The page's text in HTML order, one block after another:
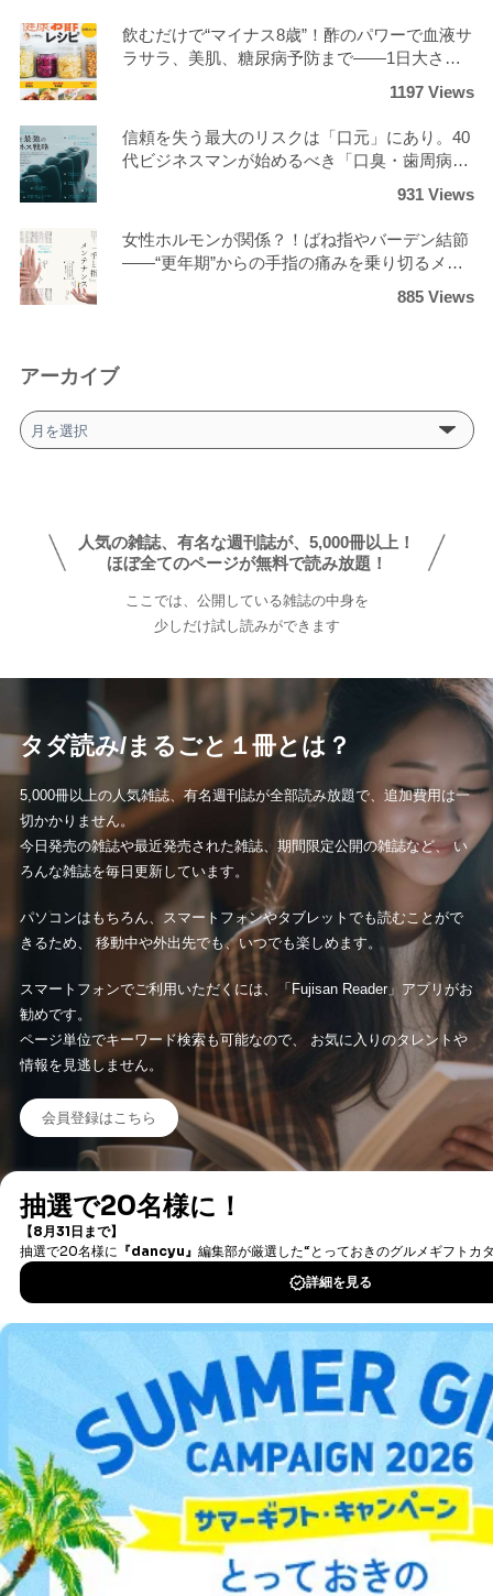
飲むだけで“マイナス8歳”！酢のパワーで血液サ
ラサラ、美肌、糖尿病予防まで――1日大さじ3
1197 Views
信頼を失う最大のリスクは「口元」にあり。40
代ビジネスマンが始めるべき「口臭・歯周病ゼ
931 Views
女性ホルモンが関係？！ばね指やバーデン結節
――“更年期”からの手指の痛みを乗り切るメン
885 Views
アーカイブ
ア
ー
人気の雑誌、有名な週刊誌が、5,000冊以上！
ほぼ全てのページが無料で読み放題！
ここでは、公開している雑誌の中身を
少しだけ試し読みができます
タダ読み/まるごと１冊とは？
5,000冊以上の人気雑誌、有名週刊誌が全部読み放題で、追加費用は一
切かかりません。
今日発売の雑誌や最近発売された雑誌、期間限定公開の雑誌など、 い
ろんな雑誌を毎日更新しています。
パソコンはもちろん、スマートフォンやタブレットでも読むことがで
きるため、 移動中や外出先でも、いつでも楽しめます。
スマートフォンでご利用いただくには、「Fujisan Reader」アプリがお
勧めです。
ページ単位でキーワード検索も可能なので、 お気に入りのタレントや
情報を見逃しません。
会員登録はこちら
タダ読み/まるごと１冊とは？
※メルマガの受信は『マイページ』から設定することができます。
タダ読みお知らせ便登録はこちら
Fujisan.co.jpについて
株式会社富士山マガジンサービスが運営する日本最大級の雑誌のオン
ライン書店です。